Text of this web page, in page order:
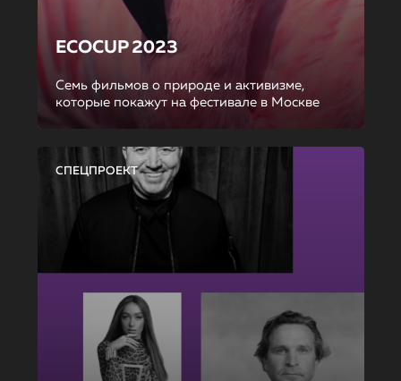
ECOCUP 2023
Семь фильмов о природе и активизме,
которые покажут на фестивале в Москве
СПЕЦПРОЕКТ